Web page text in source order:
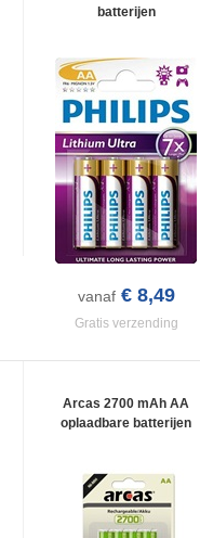
batterijen
vanaf € 8,49
Gratis verzending
Arcas 2700 mAh AA
oplaadbare batterijen